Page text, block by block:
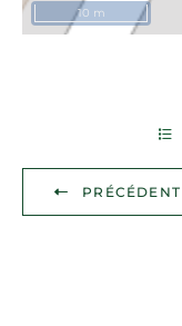
10 m
PRÉCÉDENT